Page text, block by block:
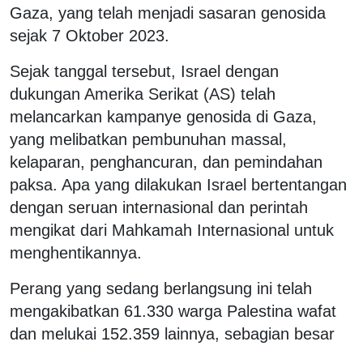
Gaza, yang telah menjadi sasaran genosida
sejak 7 Oktober 2023.
Sejak tanggal tersebut, Israel dengan
dukungan Amerika Serikat (AS) telah
melancarkan kampanye genosida di Gaza,
yang melibatkan pembunuhan massal,
kelaparan, penghancuran, dan pemindahan
paksa. Apa yang dilakukan Israel bertentangan
dengan seruan internasional dan perintah
mengikat dari Mahkamah Internasional untuk
menghentikannya.
Perang yang sedang berlangsung ini telah
mengakibatkan 61.330 warga Palestina wafat
dan melukai 152.359 lainnya, sebagian besar